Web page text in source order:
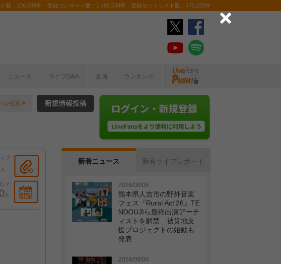
数：126,599件 登録コンサート数：1,492,534件 登録セットリスト数：472,220件
ニュース ライブQ&A 企画 ランキング
ル検索 新規情報投稿
プ
人
した
人
新着ニュース 新着ライブレポート
2026/08/06
熊本県人吉市の野外音楽
フェス『Rural Act'26』TE
NDOUJIら最終出演アーテ
ィストを解禁 被災地支
援プロジェクトの始動も
発表
2026/08/06